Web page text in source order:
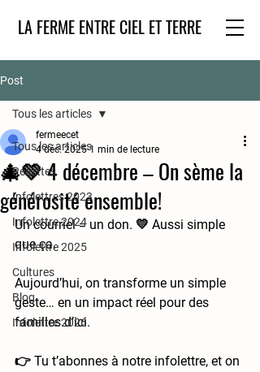
LA FERME ENTRE CIEL ET TERRE
Post
Tous les articles
Recettes
Infolettres 2023
Infolettre 2024
Infolettre 2025
Cultures
Blog
Infolettre 2026
Tous les articles
🎄💚 4 décembre – On sème la
générosité ensemble!
fermeecet
4 déc. 2025 1 min de lecture
Un courriel = un don. 💛 Aussi simple
que ça.
Aujourd’hui, on transforme un simple
geste… en un impact réel pour des
familles d’ici.
👉 Tu t’abonnes à notre infolettre, et on